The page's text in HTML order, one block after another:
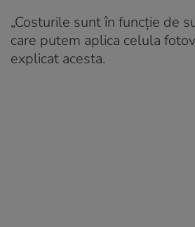
„Costurile sunt în funcţie de
care putem aplica celula
explicat acesta.